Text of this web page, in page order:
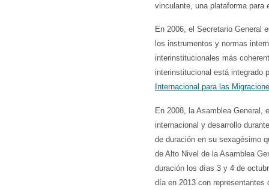
vinculante, una plataforma para
En 2006, el Secretario General
los instrumentos y normas
interinstitucionales más
interinstitucional está integrado
Internacional para las
En 2008, la Asamblea General,
internacional y desarrollo
de duración en su sexagésimo
de Alto Nivel de la Asamblea
duración los días 3 y 4 de
día en 2013 con